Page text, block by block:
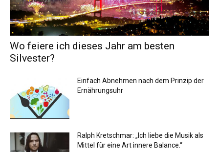
Wo feiere ich dieses Jahr am besten
Silvester?
Einfach Abnehmen nach dem Prinzip der
Ernährungsuhr
Ralph Kretschmar: „Ich liebe die Musik als
Mittel für eine Art innere Balance.“